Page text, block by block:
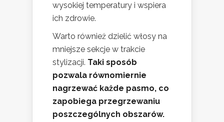
wysokiej temperatury i wspiera
ich zdrowie.
Warto również dzielić włosy na
mniejsze sekcje w trakcie
stylizacji. Taki sposób
pozwala równomiernie
nagrzewać każde pasmo, co
zapobiega przegrzewaniu
poszczególnych obszarów.